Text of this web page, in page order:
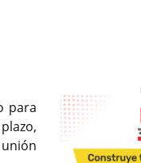
para